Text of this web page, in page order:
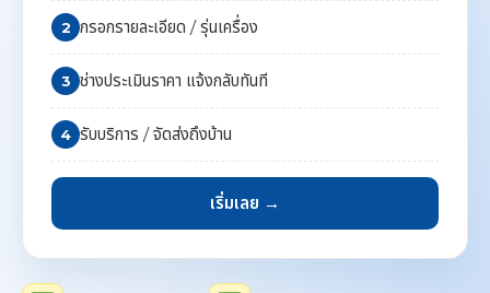
2 กรอกรายละเอียด / รุ่นเครื่อง
3 ช่างประเมินราคา แจ้งกลับทันที
4 รับบริการ / จัดส่งถึงบ้าน
เริ่มเลย →